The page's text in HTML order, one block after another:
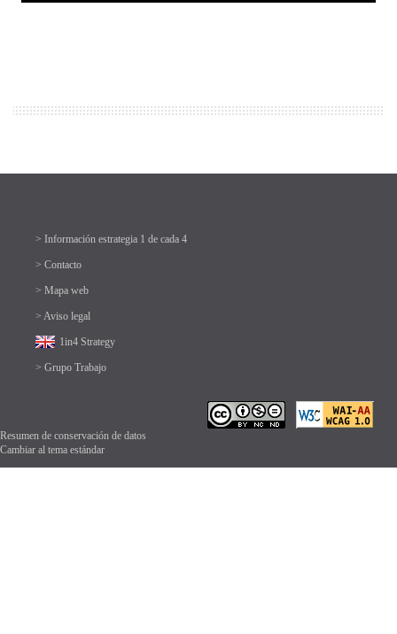
> Información estrategia 1 de cada 4
> Contacto
> Mapa web
> Aviso legal
1in4 Strategy
> Grupo Trabajo
Resumen de conservación de datos
Cambiar al tema estándar